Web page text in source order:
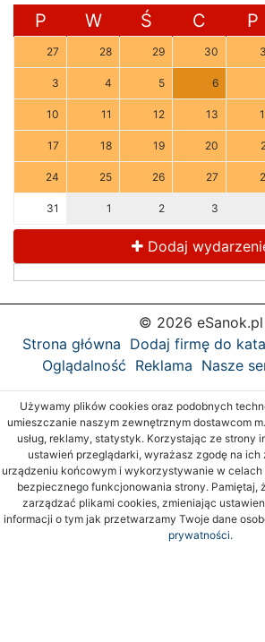
P W Ś C P
27 28 29 30
3 4 5 6
10 11 12 13
17 18 19 20
24 25 26 27
31 1 2 3
Dodaj
© 2026 eSanok.pl
Strona główna Dodaj firmę do
Oglądalność Reklama Nasze
Używamy plików cookies oraz podobnych
umieszczanie naszym zewnętrznym dostawcom
usług, reklamy, statystyk. Korzystając ze strony
ustawień przeglądarki, wyrażasz zgodę na
urządzeniu końcowym i wykorzystywanie w
bezpiecznego funkcjonowania strony. Pamiętaj,
zarządzać plikami cookies, zmieniając
informacji o tym jak przetwarzamy Twoje dane
prywatności.